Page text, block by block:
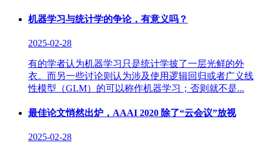
机器学习与统计学的争论，有意义吗？
2025-02-28
有的学者认为机器学习只是统计学披了一层光鲜的外
衣。而另一些讨论则认为涉及使用逻辑回归或者广义线
性模型（GLM）的可以称作机器学习；否则就不是...
最佳论文悄然出炉，AAAI 2020 除了“云会议”放视
2025-02-28